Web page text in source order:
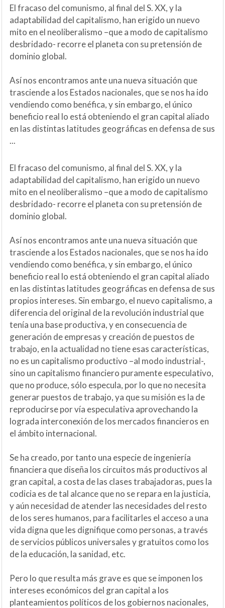
El fracaso del comunismo, al final del S. XX, y la
adaptabilidad del capitalismo, han erigido un nuevo
mito en el neoliberalismo –que a modo de capitalismo
desbridado- recorre el planeta con su pretensión de
dominio global.
Así nos encontramos ante una nueva situación que
trasciende a los Estados nacionales, que se nos ha ido
vendiendo como benéfica, y sin embargo, el único
beneficio real lo está obteniendo el gran capital aliado
en las distintas latitudes geográficas en defensa de sus
...
El fracaso del comunismo, al final del S. XX, y la
adaptabilidad del capitalismo, han erigido un nuevo
mito en el neoliberalismo –que a modo de capitalismo
desbridado- recorre el planeta con su pretensión de
dominio global.
Así nos encontramos ante una nueva situación que
trasciende a los Estados nacionales, que se nos ha ido
vendiendo como benéfica, y sin embargo, el único
beneficio real lo está obteniendo el gran capital aliado
en las distintas latitudes geográficas en defensa de sus
propios intereses. Sin embargo, el nuevo capitalismo, a
diferencia del original de la revolución industrial que
tenía una base productiva, y en consecuencia de
generación de empresas y creación de puestos de
trabajo, en la actualidad no tiene esas características,
no es un capitalismo productivo –al modo industrial-,
sino un capitalismo financiero puramente especulativo,
que no produce, sólo especula, por lo que no necesita
generar puestos de trabajo, ya que su misión es la de
reproducirse por vía especulativa aprovechando la
lograda interconexión de los mercados financieros en
el ámbito internacional.
Se ha creado, por tanto una especie de ingeniería
financiera que diseña los circuitos más productivos al
gran capital, a costa de las clases trabajadoras, pues la
codicia es de tal alcance que no se repara en la justicia,
y aún necesidad de atender las necesidades del resto
de los seres humanos, para facilitarles el acceso a una
vida digna que les dignifique como personas, a través
de servicios públicos universales y gratuitos como los
de la educación, la sanidad, etc.
Pero lo que resulta más grave es que se imponen los
intereses económicos del gran capital a los
planteamientos políticos de los gobiernos nacionales,